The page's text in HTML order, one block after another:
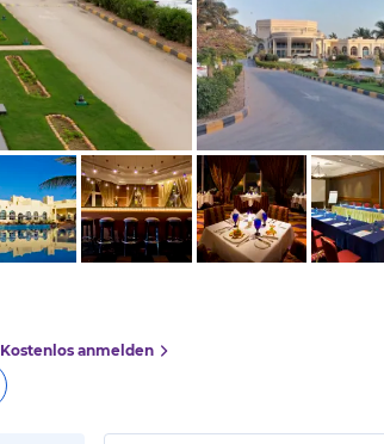
von Klaus, April 2014
Kostenlos anmelden